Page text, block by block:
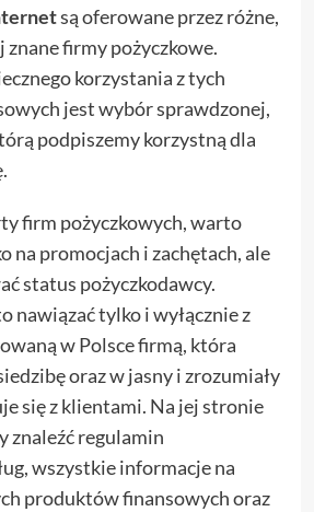
są oferowane przez różne,
firmy pożyczkowe.
korzystania z tych
jest wybór sprawdzonej,
podpiszemy korzystną dla
firm pożyczkowych, warto
na promocjach i zachętach, ale
status pożyczkodawcy.
nawiązać tylko i wyłącznie z
w Polsce firmą, która
oraz w jasny i zrozumiały
się z klientami. Na jej stronie
znaleźć regulamin
wszystkie informacje na
produktów finansowych oraz